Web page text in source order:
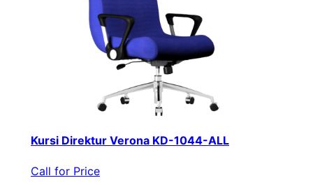
Kursi Direktur Verona KD-1044-ALL
Call for Price